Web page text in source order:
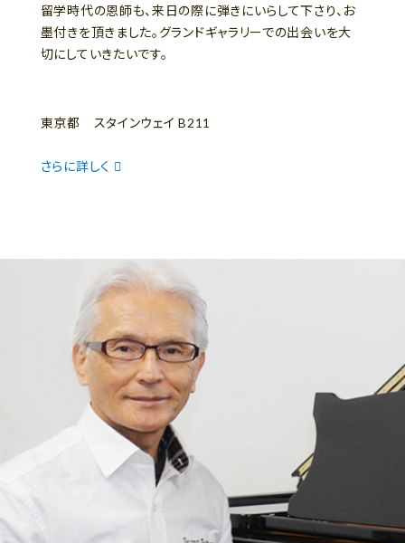
留学時代の恩師も、来日の際に弾きにいらして下さり、お
墨付きを頂きました。グランドギャラリーでの出会いを大
切にしていきたいです。
東京都 スタインウェイ B211
さらに詳しく